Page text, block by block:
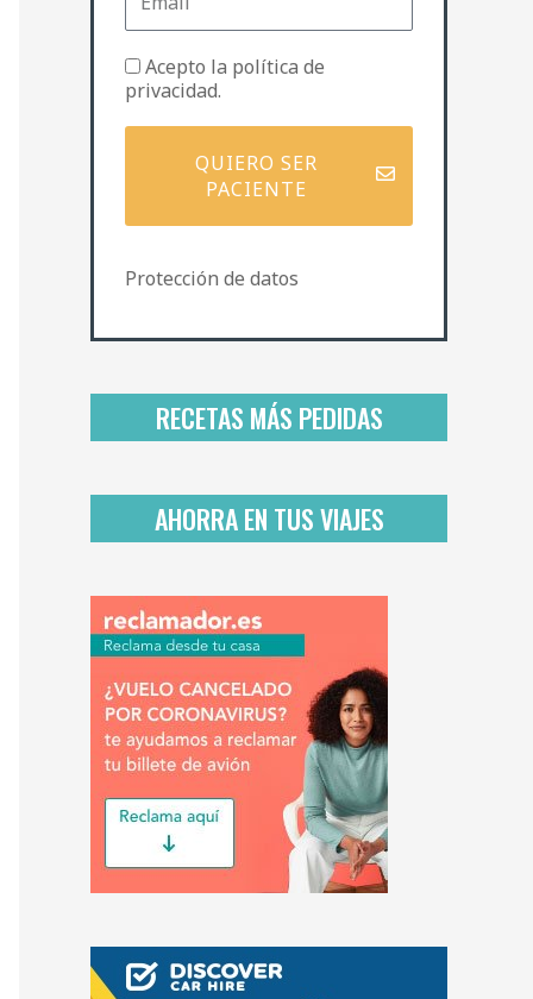
ea
i
l
P
o
í
a
e
i
a
i
a
Acepto la política de
privacidad.
QUIERO SER
PACIENTE
Protección de datos
RECETAS MÁS PEDIDAS
AHORRA EN TUS VIAJES